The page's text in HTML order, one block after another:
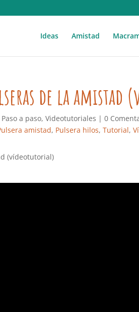
Ideas Amistad
de la
Paso a paso,Videotutoriales |0
amistad, Pulsera hilos,Tutorial,